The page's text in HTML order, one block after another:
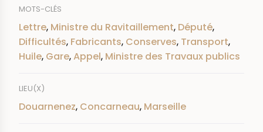
MOTS-CLÉS
Lettre, Ministre du Ravitaillement, Député,
Difficultés, Fabricants, Conserves, Transport,
Huile, Gare,Appel, Ministre des Travaux publics
LIEU(X)
Douarnenez, Concarneau, Marseille